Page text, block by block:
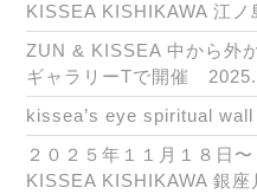
KISSEA KISHIKAWA 江
ZUN & KISSEA 中から外
ギャラリーTで開催
kissea’s eye spiritual wall
２０２５年１１月１８日
KISSEA KISHIKAWA 銀